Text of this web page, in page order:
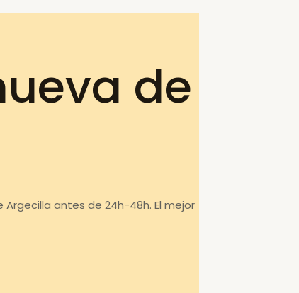
de
antes de 24h-48h. El mejor